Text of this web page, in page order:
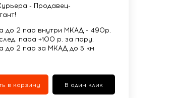
- Продавец-
до 2 пар внутри МКАД - 490р.
пара +100 р. за пару.
до 2 пар за МКАД до 5 км
в корзину В один клик